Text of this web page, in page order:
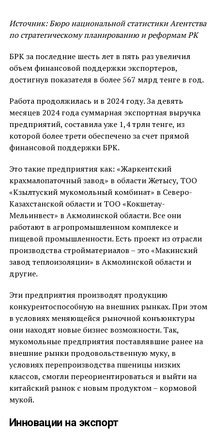
Источник: Бюро национальной статистики Агентства
по стратегическому планированию и реформам РК
БРК за последние шесть лет в пять раз увеличил
объем финансовой поддержки экспортеров,
достигнув показателя в более 567 млрд тенге в год.
Работа продолжилась и в 2024 году. За девять
месяцев 2024 года суммарная экспортная выручка
предприятий, составила уже 1,4 трлн тенге, из
которой более трети обеспечено за счет прямой
финансовой поддержки БРК.
Это такие предприятия как: «Жаркентский
крахмалопаточный завод» в области Жетысу, ТОО
«Кзылтуский мукомольный комбинат» в Северо-
Казахстанской области и ТОО «Кокшетау-
Мельинвест» в Акмолинской области. Все они
работают в агропромышленном комплексе и
пищевой промышленности. Есть проект из отрасли
производства стройматериалов – это «Макинский
завод теплоизоляции» в Акмолинской области и
другие.
Эти предприятия производят продукцию
конкурентоспособную на внешних рынках. При этом
в условиях меняющейся рыночной конъюнктуры
они находят новые бизнес возможности. Так,
мукомольные предприятия поставлявшие ранее на
внешние рынки продовольственную муку, в
условиях перепроизводства пшеницы низких
классов, смогли переориентироваться и выйти на
китайский рынок с новым продуктом – кормовой
мукой.
Инновации на экспорт